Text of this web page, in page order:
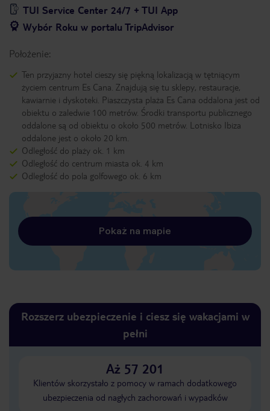
TUI Service Center 24/7 + TUI App
Wybór Roku w portalu TripAdvisor
Położenie:
Ten przyjazny hotel cieszy się piękną lokalizacją w tętniącym
życiem centrum Es Cana. Znajdują się tu sklepy, restauracje,
kawiarnie i dyskoteki. Piaszczysta plaża Es Cana oddalona jest od
obiektu o zaledwie 100 metrów. Środki transportu publicznego
oddalone są od obiektu o około 500 metrów. Lotnisko Ibiza
oddalone jest o około 20 km.
Odległość do plaży ok. 1 km
Odległość do centrum miasta ok. 4 km
Odległość do pola golfowego ok. 6 km
Pokaż na mapie
Rozszerz ubezpieczenie i ciesz się wakacjami w
pełni
Aż 57 201
Klientów skorzystało z pomocy w ramach dodatkowego
ubezpieczenia od nagłych zachorowań i wypadków